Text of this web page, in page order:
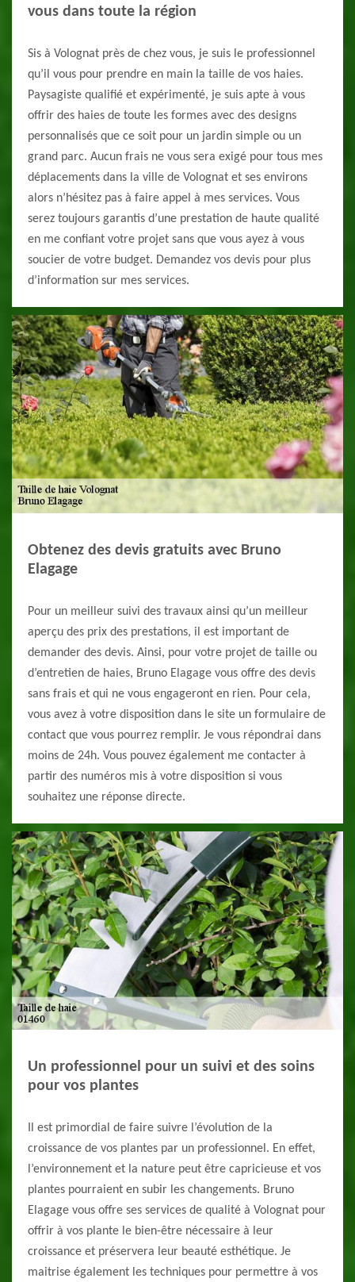
vous dans toute la région
Sis à Volognat près de chez vous, je suis le professionnel
qu’il vous pour prendre en main la taille de vos haies.
Paysagiste qualifié et expérimenté, je suis apte à vous
offrir des haies de toute les formes avec des designs
personnalisés que ce soit pour un jardin simple ou un
grand parc. Aucun frais ne vous sera exigé pour tous mes
déplacements dans la ville de Volognat et ses environs
alors n’hésitez pas à faire appel à mes services. Vous
serez toujours garantis d’une prestation de haute qualité
en me confiant votre projet sans que vous ayez à vous
soucier de votre budget. Demandez vos devis pour plus
d’information sur mes services.
Obtenez des devis gratuits avec Bruno
Elagage
Pour un meilleur suivi des travaux ainsi qu’un meilleur
aperçu des prix des prestations, il est important de
demander des devis. Ainsi, pour votre projet de taille ou
d’entretien de haies, Bruno Elagage vous offre des devis
sans frais et qui ne vous engageront en rien. Pour cela,
vous avez à votre disposition dans le site un formulaire de
contact que vous pourrez remplir. Je vous répondrai dans
moins de 24h. Vous pouvez également me contacter à
partir des numéros mis à votre disposition si vous
souhaitez une réponse directe.
Un professionnel pour un suivi et des soins
pour vos plantes
Il est primordial de faire suivre l’évolution de la
croissance de vos plantes par un professionnel. En effet,
l’environnement et la nature peut être capricieuse et vos
plantes pourraient en subir les changements. Bruno
Elagage vous offre ses services de qualité à Volognat pour
offrir à vos plante le bien-être nécessaire à leur
croissance et préservera leur beauté esthétique. Je
maitrise également les techniques pour permettre à vos